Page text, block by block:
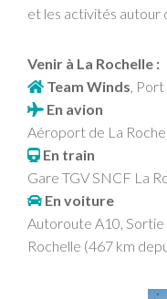
et les activités autour
Venir à La Rochelle :
Team Winds,
En avion
Aéroport de La
En train
Gare TGV SNCF La
En voiture
Autoroute A10,
Rochelle (467 km